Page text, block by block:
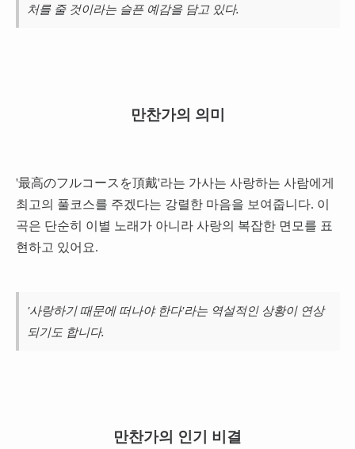
처를 줄 것이라는 슬픈 예감을 담고 있다.
만찬가의 의미
'最高のフルコースを頂戴'라는 가사는 사랑하는 사람에게
최고의 풀코스를 주겠다는 강렬한 마음을 보여줍니다. 이
곡은 단순히 이별 노래가 아니라 사랑의 복잡한 면모를 표
현하고 있어요.
'사랑하기 때문에 떠나야 한다'라는 역설적인 상황이 연상
되기도 합니다.
만찬가의 인기 비결